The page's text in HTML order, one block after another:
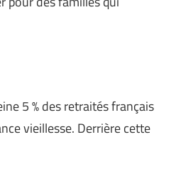
5 % des retraités français
vieillesse. Derrière cette